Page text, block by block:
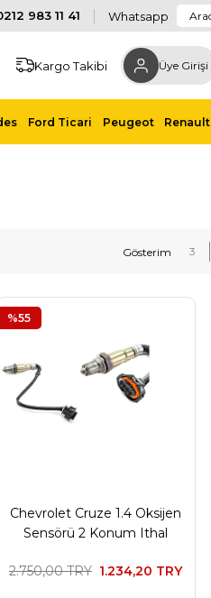
983 11 41 Whatsapp
Kargo Takibi Üye Girişi
Ford Ticari Peugeot Renault
Chevrolet Cruze 1.4 Oksijen
Sensörü 2 Konum Ithal
1.234,20 TRY
2.750,00 TRY
%55